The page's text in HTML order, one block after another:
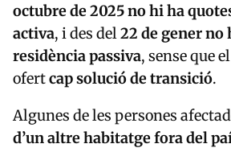
octubre de 2025 no hi ha
activa, i des del22 de gener no
residència passiva, sense que
ofertcap solució de transició.
Algunes de les persones
d’un altre habitatge fora del